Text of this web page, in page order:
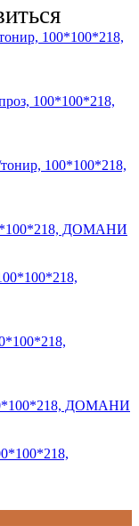
100*100*218,
100*100*218,
100*100*218,
ДОМАНИ
ДОМАНИ